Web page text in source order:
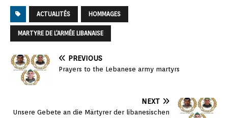
ACTUALITÉS HOMMAGES
MARTYRE DE L'ARMÉE LIBANAISE
PREVIOUS
Prayers to the Lebanese army martyrs
NEXT
Unsere Gebete an die Märtyrer der libanesischen